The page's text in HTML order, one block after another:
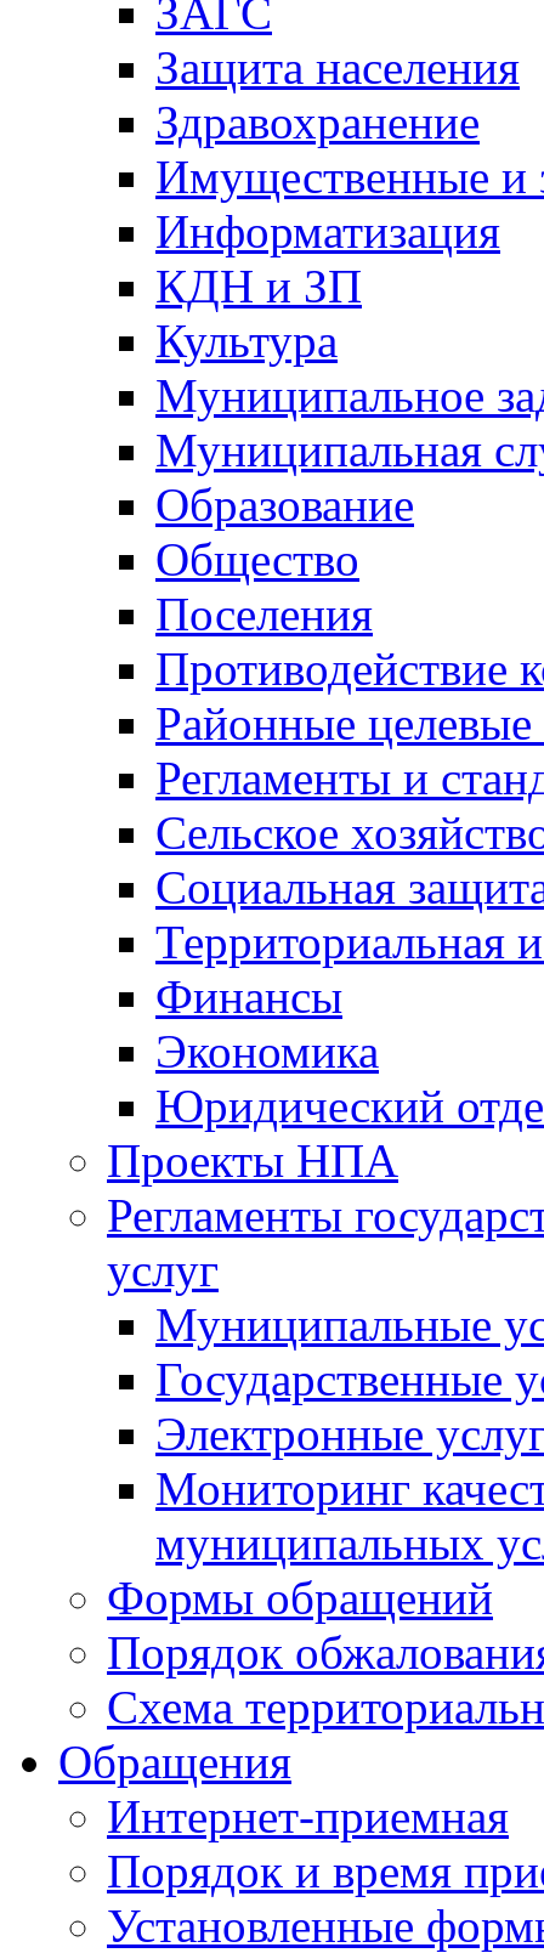
ЗАГС
Защита населения
Здравохранение
Имущественные и
Информатизация
КДН и ЗП
Культура
Муниципальное
Муниципальная
Образование
Общество
Поселения
Противодействие
Районные
Регламенты и
Сельское
Социальная
Территориальная
Финансы
Экономика
Юридический
Проекты НПА
Регламенты
услуг
Муниципальные
Государственные
Электронные
Мониторинг
муниципальных
Формы обращений
Порядок
Схема
Обращения
Интернет-приемная
Порядок и время
Установленные